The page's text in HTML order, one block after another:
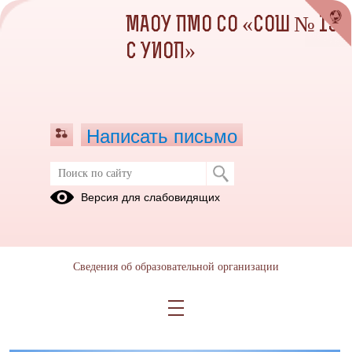
Ковешникова Ю.А.
https://vk.com/club208862151
МАОУ ПМО СО «СОШ № 13
С УИОП»
Написать письмо
Версия для слабовидящих
Сведения об образовательной организации